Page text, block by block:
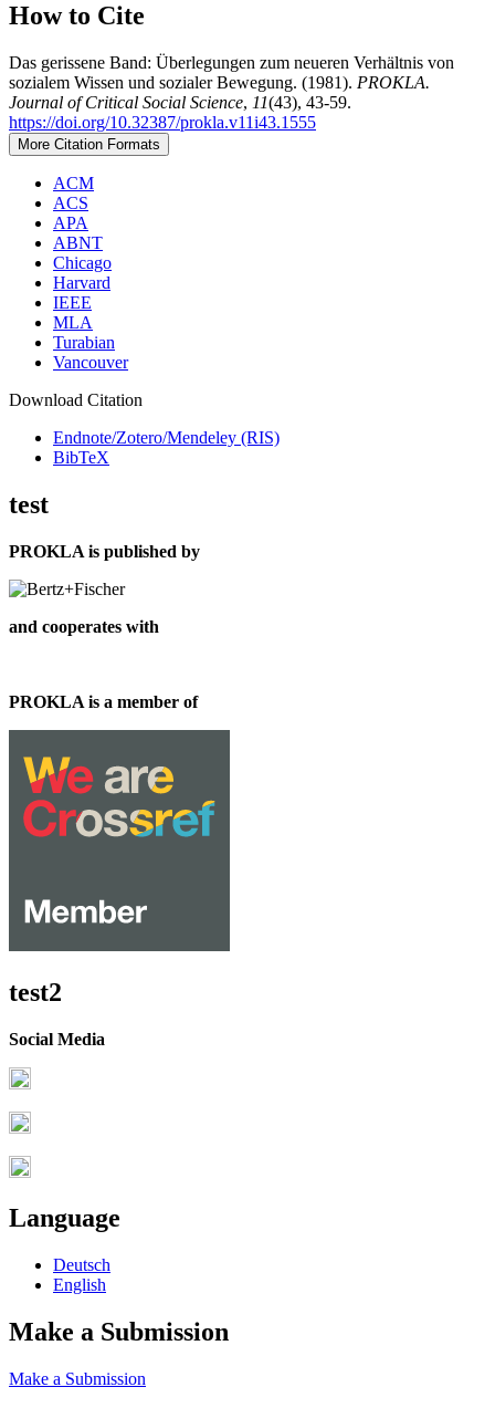
How to Cite
Das gerissene Band: Überlegungen zum neueren Verhältnis von
sozialem Wissen und sozialer Bewegung. (1981). PROKLA.
Journal of Critical Social Science, 11(43), 43-59.
https://doi.org/10.32387/prokla.v11i43.1555
More Citation Formats
ACM
ACS
APA
ABNT
Chicago
Harvard
IEEE
MLA
Turabian
Vancouver
Download Citation
Endnote/Zotero/Mendeley (RIS)
BibTeX
test
PROKLA is published by
and cooperates with
PROKLA is a member of
test2
Social Media
Language
Deutsch
English
Make a Submission
Make a Submission